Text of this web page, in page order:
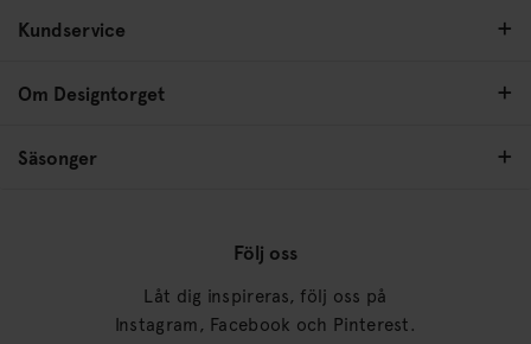
Kundservice
Om Designtorget
Säsonger
Följ oss
Låt dig inspireras, följ oss på
Instagram, Facebook och Pinterest.